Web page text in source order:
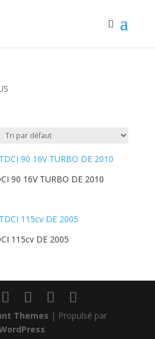
90 16V TURBO DE 2010
115cv DE 2005
Themes | Propulsé par